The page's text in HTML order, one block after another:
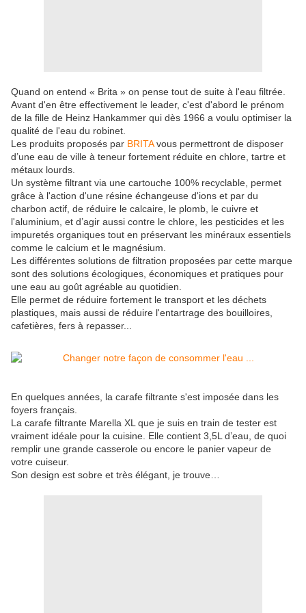
Quand on entend « Brita » on pense tout de suite à l'eau filtrée.
Avant d'en être effectivement le leader, c'est d'abord le prénom
de la fille de Heinz Hankammer qui dès 1966 a voulu optimiser la
qualité de l'eau du robinet.
Les produits proposés par BRITAvous permettront de disposer
d’une eau de ville à teneur fortement réduite en chlore, tartre et
métaux lourds.
Un système filtrant via une cartouche 100% recyclable, permet
grâce à l'action d'une résine échangeuse d'ions et par du
charbon actif, de réduire le calcaire, le plomb, le cuivre et
l'aluminium, et d’agir aussi contre le chlore, les pesticides et les
impuretés organiques tout en préservant les minéraux essentiels
comme le calcium et le magnésium.
Les différentes solutions de filtration proposées par cette marque
sont des solutions écologiques, économiques et pratiques pour
une eau au goût agréable au quotidien.
Elle permet de réduire fortement le transport et les déchets
plastiques, mais aussi de réduire l'entartrage des bouilloires,
cafetières, fers à repasser...
En quelques années, la carafe filtrante s'est imposée dans les
foyers français.
La carafe filtrante Marella XL que je suis en train de tester est
vraiment idéale pour la cuisine. Elle contient 3,5L d’eau, de quoi
remplir une grande casserole ou encore le panier vapeur de
votre cuiseur.
Son design est sobre et très élégant, je trouve…